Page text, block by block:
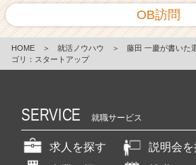
OB訪問
HOME ＞ 就活ノウハウ ＞ 藤田 一慶が書いた
ゴリ：スタートアップ
SERVICE 就職サービス
求人を探す
説明会を